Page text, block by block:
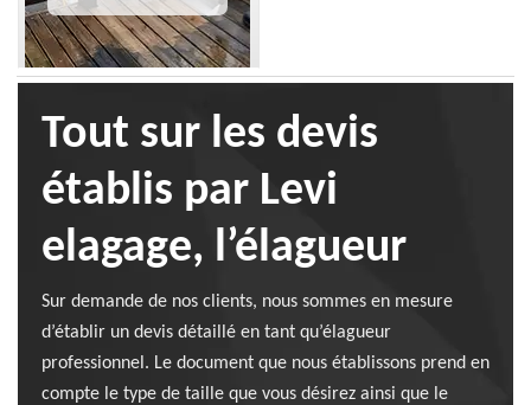
Tout sur les devis
établis par Levi
elagage, l’élagueur
Sur demande de nos clients, nous sommes en mesure
d’établir un devis détaillé en tant qu’élagueur
professionnel. Le document que nous établissons prend en
compte le type de taille que vous désirez ainsi que le